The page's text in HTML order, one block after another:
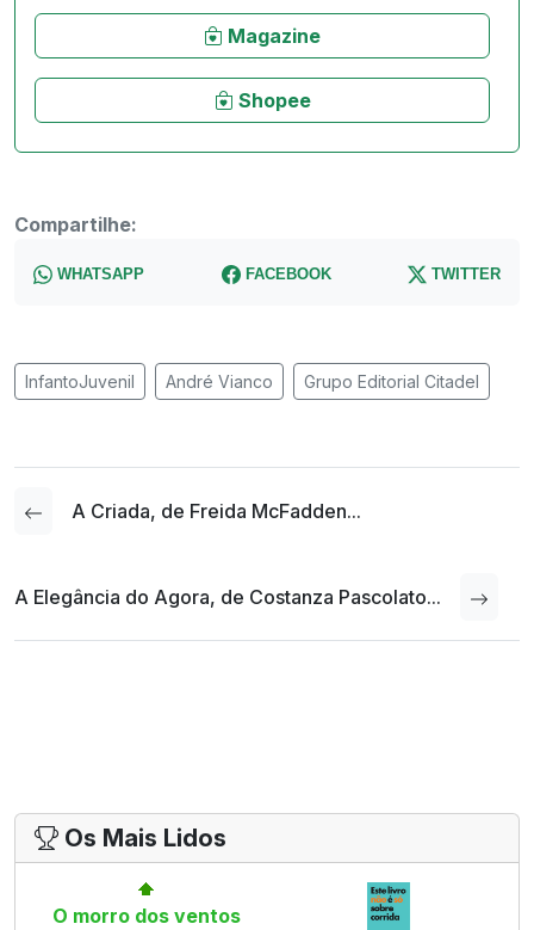
Magazine
Shopee
Compartilhe:
WHATSAPP FACEBOOK TWITTER
InfantoJuvenil André Vianco Grupo Editorial Citadel
A Criada, de Freida McFadden...
A Elegância do Agora, de Costanza Pascolato...
Os Mais Lidos
O morro dos ventos